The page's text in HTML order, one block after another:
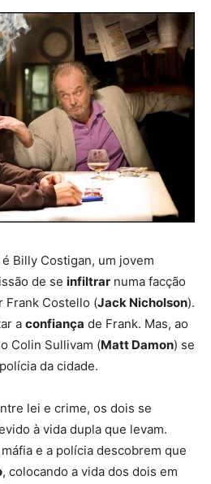
Billy Costigan, um jovem
de se infiltrar numa facção
Frank Costello (Jack Nicholson).
a confiança de Frank. Mas, ao
Colin Sullivam (Matt Damon) se
da cidade.
lei e crime, os dois se
à vida dupla que levam.
e a polícia descobrem que
, colocando a vida dos dois em